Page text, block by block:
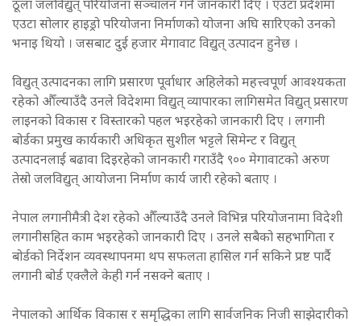
ठूला जलविद्युत् परियोजना सञ्चालन गर्ने जानकारी दिए । एउटा प्रदेशमा
एउटा सोलार हाइड्रो परियोजना निर्माणको योजना अघि सारिएको उनको
भनाइ थियो । जसबाट दुई हजार मेगावाट विद्युत् उत्पादन हुनेछ ।
विद्युत् उत्पादनका लागि प्रसारण पूर्वाधार अहिलेको महत्त्वपूर्ण आवश्यकता
रहेको औँल्याउँदै उनले विदेशमा विद्युत् व्यापारका लागिसमेत विद्युत् प्रसारण
लाइनको विकास र विस्तारको पहल भइरहेको जानकारी दिए । लगानी
बोर्डका प्रमुख कार्यकारी अधिकृत सुशील भट्टले सिमेन्ट र विद्युत्
उत्पादनलाई बढावा दिइरहेको जानकारी गराउँदै ९०० मेगावाटको अरुण
तेस्रो जलविद्युत् आयोजना निर्माण कार्य जारी रहेको बताए ।
नेपाल लगानीमैत्री देश रहेको औँल्याउँदै उनले विभिन्न परियोजनामा विदेशी
लगानीसहित काम भइरहेको जानकारी दिए । उनले सबैको सहभागिता र
बोर्डको निर्देशन व्यवस्थापनमा थप सफलता हासिल गर्न सकिने प्रष्ट पार्दै
लगानी बोर्ड एक्लैले केही गर्न नसक्ने बताए ।
नेपालको आर्थिक विकास र समृद्धिका लागि सार्वजनिक निजी साझेदारीको